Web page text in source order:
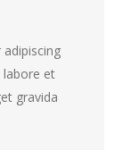
labore et
gravida